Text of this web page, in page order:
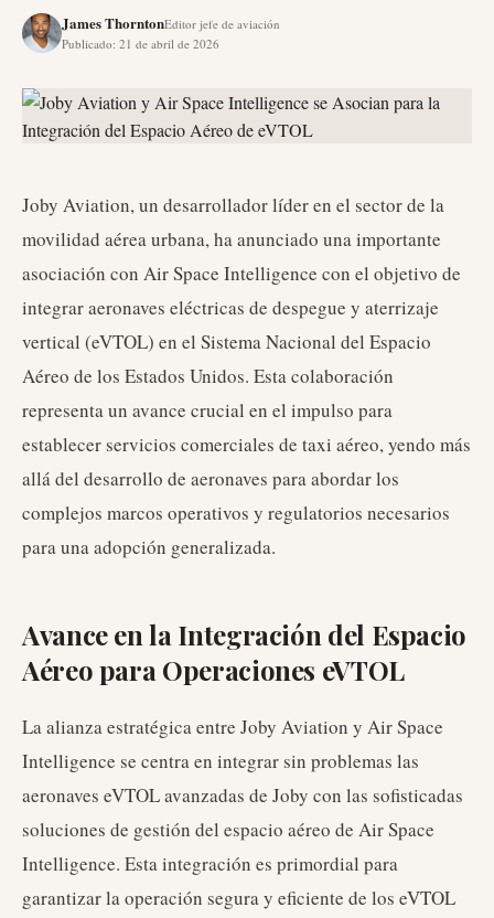
James ThorntonEditor jefe de aviación
Publicado: 21 de abril de 2026
Joby Aviation, un desarrollador líder en el sector de la
movilidad aérea urbana, ha anunciado una importante
asociación con Air Space Intelligence con el objetivo de
integrar aeronaves eléctricas de despegue y aterrizaje
vertical (eVTOL) en el Sistema Nacional del Espacio
Aéreo de los Estados Unidos. Esta colaboración
representa un avance crucial en el impulso para
establecer servicios comerciales de taxi aéreo, yendo más
allá del desarrollo de aeronaves para abordar los
complejos marcos operativos y regulatorios necesarios
para una adopción generalizada.
Avance en la Integración del Espacio
Aéreo para Operaciones eVTOL
La alianza estratégica entre Joby Aviation y Air Space
Intelligence se centra en integrar sin problemas las
aeronaves eVTOL avanzadas de Joby con las sofisticadas
soluciones de gestión del espacio aéreo de Air Space
Intelligence. Esta integración es primordial para
garantizar la operación segura y eficiente de los eVTOL